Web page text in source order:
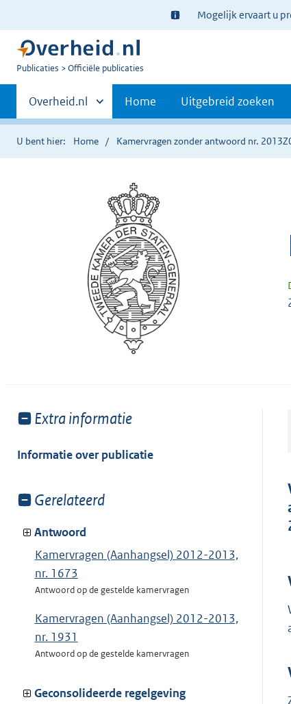
Ter
informatie:
Mogelijk ervaart u
U
Publicaties Officiële publicaties
Primaire
navigatie
Andere
sites
binnen
Overheid.nl Home Uitgebreid zoeken
U bent hier: Home Kamervragen zonder antwoord nr.
Toon
van:
Extra informatie
Informatie over publicatie
Toon
van:
Gerelateerd
Antwoord
Kamervragen (Aanhangsel) 2012-2013,
nr. 1673
Antwoord op de gestelde kamervragen
Kamervragen (Aanhangsel) 2012-2013,
nr. 1931
Antwoord op de gestelde kamervragen
Geconsolideerde regelgeving